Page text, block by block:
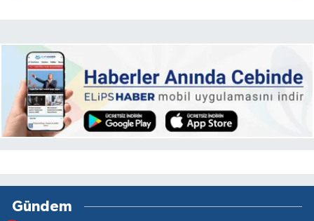
Gündem